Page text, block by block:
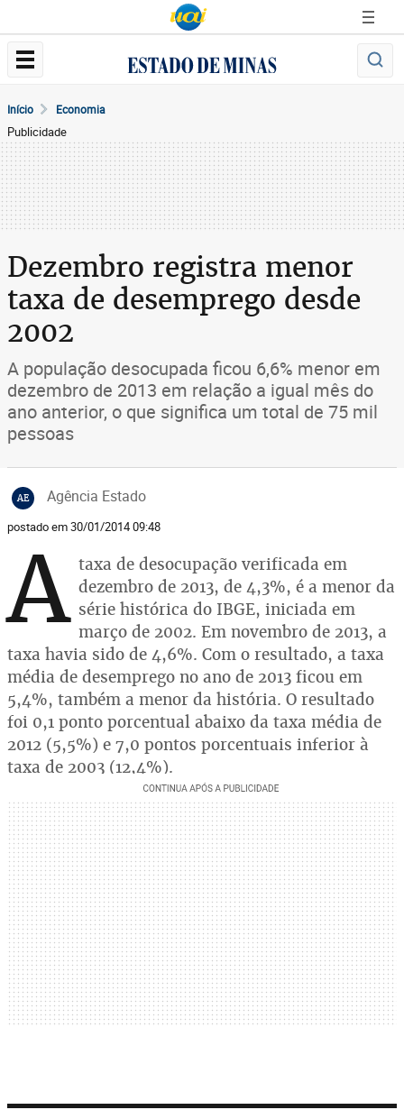
Início Economia
Publicidade
Dezembro registra menor
taxa de desemprego desde
2002
A população desocupada ficou 6,6% menor em
dezembro de 2013 em relação a igual mês do
ano anterior, o que significa um total de 75 mil
pessoas
AE Agência Estado
postado em 30/01/2014 09:48
A taxa de desocupação verificada em
dezembro de 2013, de 4,3%, é a menor da
série histórica do IBGE, iniciada em
março de 2002. Em novembro de 2013, a
taxa havia sido de 4,6%. Com o resultado, a taxa
média de desemprego no ano de 2013 ficou em
5,4%, também a menor da história. O resultado
foi 0,1 ponto porcentual abaixo da taxa média de
2012 (5,5%) e 7,0 pontos porcentuais inferior à
taxa de 2003 (12,4%).